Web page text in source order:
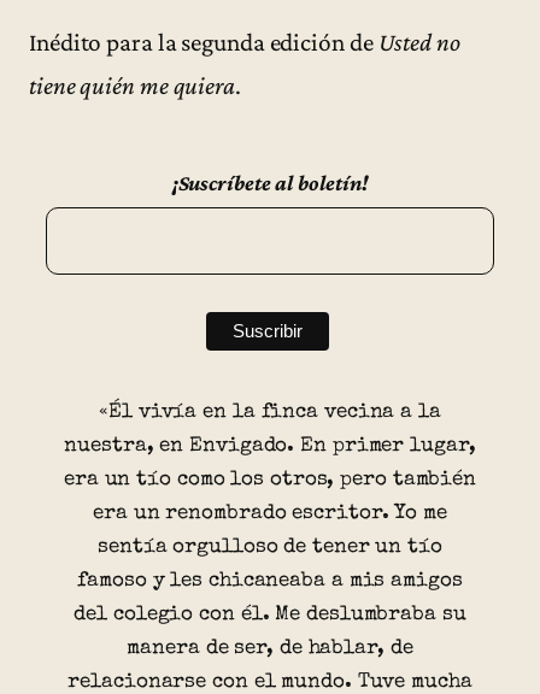
Inédito para la segunda edición de Usted no
tiene quién me quiera.
¡Suscríbete al boletín!
«Él vivía en la finca vecina a la
nuestra, en Envigado. En primer lugar,
era un tío como los otros, pero también
era un renombrado escritor. Yo me
sentía orgulloso de tener un tío
famoso y les chicaneaba a mis amigos
del colegio con él. Me deslumbraba su
manera de ser, de hablar, de
relacionarse con el mundo. Tuve mucha